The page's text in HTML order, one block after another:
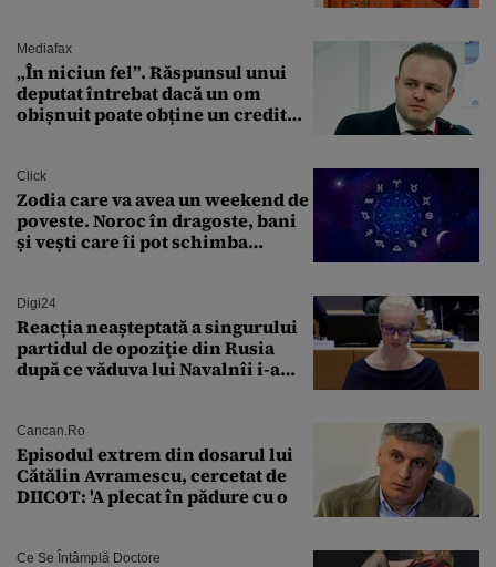
Mediafax
„În niciun fel”. Răspunsul unui
deputat întrebat dacă un om
obișnuit poate obține un credit
Click
Zodia care va avea un weekend de
poveste. Noroc în dragoste, bani
și vești care îi pot schimba
Digi24
Reacția neașteptată a singurului
partidul de opoziţie din Rusia
după ce văduva lui Navalnîi i-a
Cancan.ro
Episodul extrem din dosarul lui
Cătălin Avramescu, cercetat de
DIICOT: 'A plecat în pădure cu o
Ce Se Întâmplă Doctore